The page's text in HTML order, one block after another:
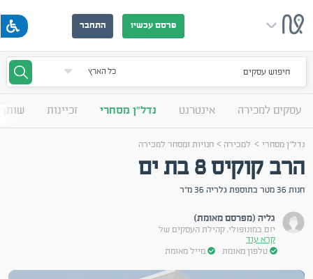
פרסם עכשיו התחבר
חיפוש עסקים
עסקים למכירה אינטרנט נדל"ן מסחרי זכיינות
נדל"ן מסחרי> למכירה >חנויות ומסחר למכירה
הרב קוקיס 8 בת ים
חנות 36 מטר בתוספת גלריה 36 מ"ר
גליה (מפרסם מאומת)
יזם במונופולי, קהילת העסקים של
קרא עוד
טלפון מאומת
מייל מאומת